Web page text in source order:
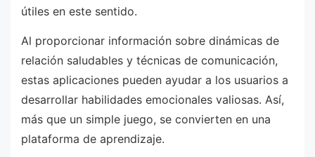
útiles en este sentido.
Al proporcionar información sobre dinámicas de
relación saludables y técnicas de comunicación,
estas aplicaciones pueden ayudar a los usuarios a
desarrollar habilidades emocionales valiosas. Así,
más que un simple juego, se convierten en una
plataforma de aprendizaje.